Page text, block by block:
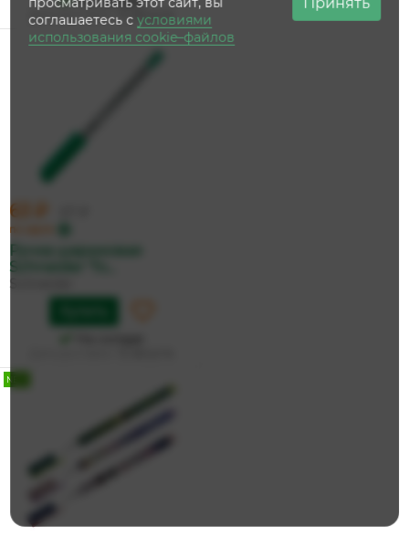
Дата доставки: 12 августа
63 ₽
по карте
Schneider 'To...
Schneider
NEW
соглашаетесь сусловиями
использования cookie–файлов